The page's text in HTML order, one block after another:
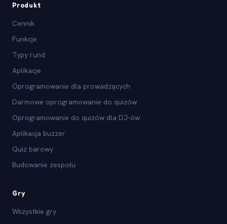
Produkt
Cennik
Funkcje
Typy rund
Aplikacje
Oprogramowanie dla prowadzących
Darmowe oprogramowanie do quizów
Oprogramowanie do quizów dla DJ-ów
Aplikacja buzzer
Quiz barowy
Budowanie zespołu
Gry
Wszystkie gry